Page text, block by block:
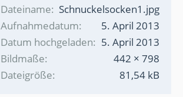
Dateiname
Schnuckelsocken1.jpg
Aufnahmedatum
5. April 2013
Datum hochgeladen
5. April 2013
Bildmaße
442 × 798
Dateigröße
81,54 kB